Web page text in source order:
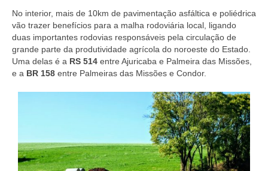
No interior, mais de 10km de pavimentação asfáltica e poliédrica
vão trazer benefícios para a malha rodoviária local, ligando
duas importantes rodovias responsáveis pela circulação de
grande parte da produtividade agrícola do noroeste do Estado.
Uma delas é a RS 514 entre Ajuricaba e Palmeira das Missões,
e a BR 158 entre Palmeiras das Missões e Condor.